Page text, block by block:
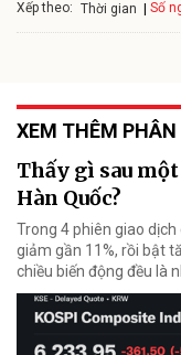
Xếp theo: Thời gian Số
XEM THÊM
Thấy gì sau
Hàn Quốc?
Trong 4 phiên giao dịch
giảm gần 11%, rồi bật
chiều biến động đều là